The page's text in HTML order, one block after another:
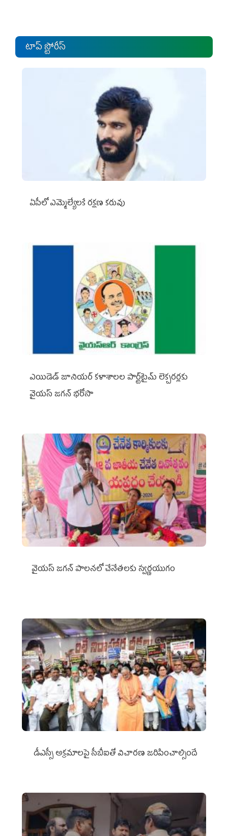
టాప్ స్టోరీస్
ఏపీలో ఎమ్మెల్యేల‌కే ర‌క్ష‌ణ క‌రువు
ఎయిడెడ్‌ జూనియర్‌ కళాశాలల పార్ట్‌టైమ్‌ లెక్చరర్లకు
వైయ‌స్ జగన్ భరోసా
వైయ‌స్ జగన్ పాలనలో చేనేతలకు స్వర్ణయుగం
డీఎస్సీ అక్రమాలపై సీబీఐతో విచారణ జరిపించాల్సిందే